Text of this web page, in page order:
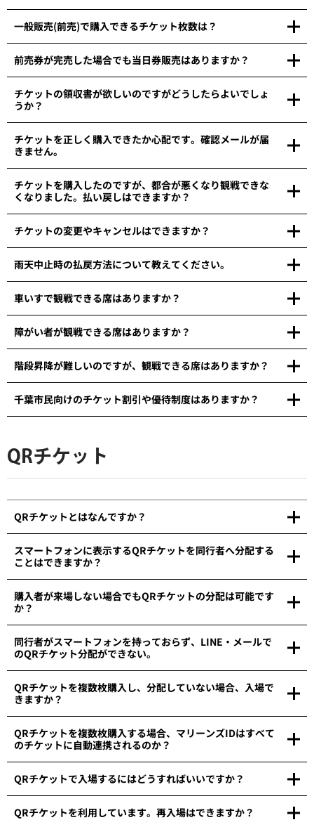
一般販売(前売)で購入できるチケット枚数は？
前売券が完売した場合でも当日券販売はありますか？
チケットの領収書が欲しいのですがどうしたらよいでしょ
うか？
チケットを正しく購入できたか心配です。確認メールが届
きません。
チケットを購入したのですが、都合が悪くなり観戦できな
くなりました。払い戻しはできますか？
チケットの変更やキャンセルはできますか？
雨天中止時の払戻方法について教えてください。
車いすで観戦できる席はありますか？
障がい者が観戦できる席はありますか？
階段昇降が難しいのですが、観戦できる席はありますか？
千葉市民向けのチケット割引や優待制度はありますか？
QRチケット
QRチケットとはなんですか？
スマートフォンに表示するQRチケットを同行者へ分配する
ことはできますか？
購入者が来場しない場合でもQRチケットの分配は可能です
か？
同行者がスマートフォンを持っておらず、LINE・メールで
のQRチケット分配ができない。
QRチケットを複数枚購入し、分配していない場合、入場で
きますか？
QRチケットを複数枚購入する場合、マリーンズIDはすべて
のチケットに自動連携されるのか？
QRチケットで入場するにはどうすればいいですか？
QRチケットを利用しています。再入場はできますか？